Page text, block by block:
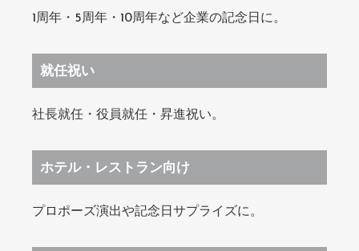
1周年・5周年・10周年など企業の記念日に。
就任祝い
社長就任・役員就任・昇進祝い。
ホテル・レストラン向け
プロポーズ演出や記念日サプライズに。